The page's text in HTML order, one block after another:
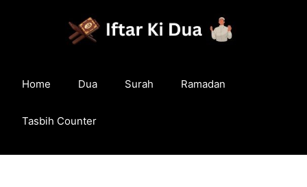
Home Dua Surah Ramadan
Tasbih Counter